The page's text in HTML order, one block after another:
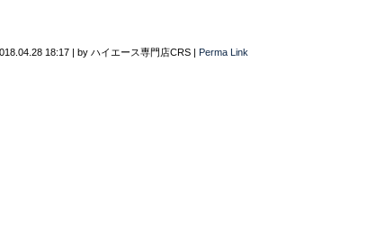
18:17 | by ハイエース専門店CRS | Perma Link